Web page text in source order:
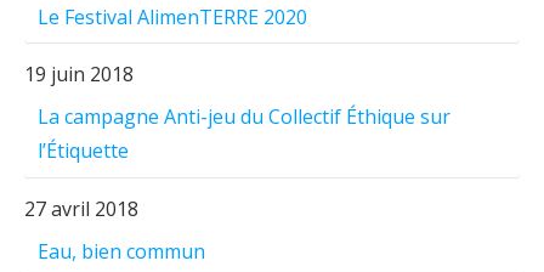
Le Festival AlimenTERRE 2020
19 juin 2018
La campagne Anti-jeu du Collectif Éthique sur
l’Étiquette
27 avril 2018
Eau, bien commun